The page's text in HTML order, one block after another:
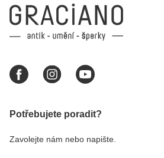
Potřebujete poradit?
Zavolejte nám nebo napište.